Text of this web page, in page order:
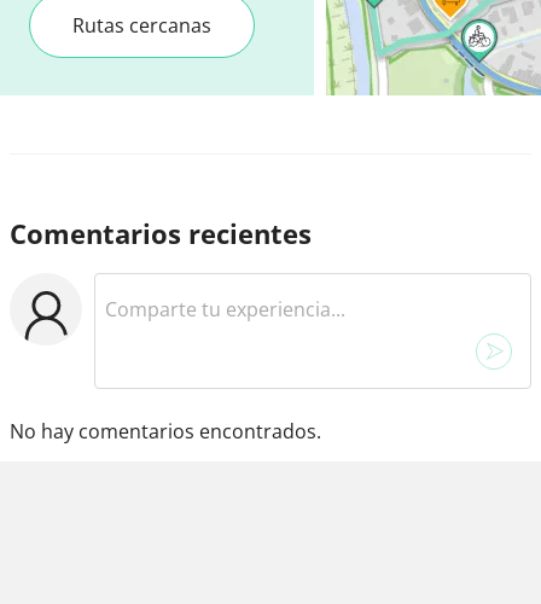
Rutas cercanas
Comentarios recientes
No hay comentarios encontrados.